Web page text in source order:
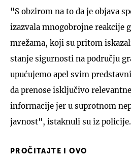
"S obzirom na to da je objava
izazvala mnogobrojne reakcije
mrežama, koji su pritom
stanje sigurnosti na području
upućujemo apel svim
da prenose isključivo
informacije jer u suprotnom
javnost", istaknuli su iz policije.
PROČITAJTE I OVO